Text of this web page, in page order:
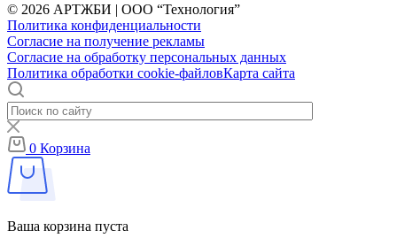
© 2026 АРТЖБИ | ООО “Технология”
Политика конфиденциальности
Согласие на получение рекламы
Согласие на обработку персональных данных
Политика обработки cookie-файловКарта сайта
0 Корзина
Ваша корзина пуста